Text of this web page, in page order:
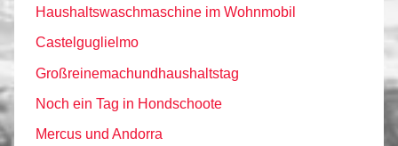
Haushaltswaschmaschine im Wohnmobil
Castelguglielmo
Großreinemachundhaushaltstag
Noch ein Tag in Hondschoote
Mercus und Andorra